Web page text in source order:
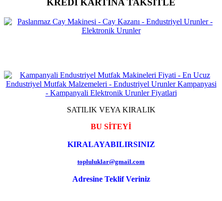
KREDİ KARTINA TAKSİTLE
SATILIK VEYA KIRALIK
BU SİTEYİ
KIRALAYABILIRSINIZ
topluluklar@gmail.com
Adresine Teklif Veriniz